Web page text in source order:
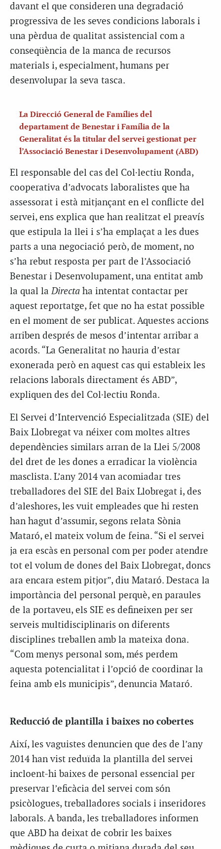
davant el que consideren una degradació
progressiva de les seves condicions laborals i
una pèrdua de qualitat assistencial com a
conseqüència de la manca de recursos
materials i, especialment, humans per
desenvolupar la seva tasca.
La Direcció General de Famílies del
departament de Benestar i Família de la
Generalitat és la titular del servei gestionat per
l’Associació Benestar i Desenvolupament (ABD)
El responsable del cas del Col·lectiu Ronda,
cooperativa d’advocats laboralistes que ha
assessorat i està mitjançant en el conflicte del
servei, ens explica que han realitzat el preavís
que estipula la llei i s’ha emplaçat a les dues
parts a una negociació però, de moment, no
s’ha rebut resposta per part de l’Associació
Benestar i Desenvolupament, una entitat amb
la qual laDirecta ha intentat contactar per
aquest reportatge, fet que no ha estat possible
en el moment de ser publicat. Aquestes accions
arriben després de mesos d’intentar arribar a
acords. “La Generalitat no hauria d’estar
exonerada però en aquest cas qui estableix les
relacions laborals directament és ABD”,
expliquen des del Col·lectiu Ronda.
El Servei d’Intervenció Especialitzada (SIE) del
Baix Llobregat va néixer com moltes altres
dependències similars arran de la Llei 5/2008
del dret de les dones a erradicar la violència
masclista. L’any 2014 van acomiadar tres
treballadores del SIE del Baix Llobregat i, des
d’aleshores, les vuit empleades que hi resten
han hagut d’assumir, segons relata Sònia
Mataró, el mateix volum de feina. “Si el servei
ja era escàs en personal com per poder atendre
tot el volum de dones del Baix Llobregat, doncs
ara encara estem pitjor”, diu Mataró. Destaca la
importància del personal perquè, en paraules
de la portaveu, els SIE es defineixen per ser
serveis multidisciplinaris on diferents
disciplines treballen amb la mateixa dona.
“Com menys personal som, més perdem
aquesta potencialitat i l’opció de coordinar la
feina amb els municipis”, denuncia Mataró.
Reducció de plantilla i baixes no cobertes
Així, les vaguistes denuncien que des de l’any
2014 han vist reduïda la plantilla del servei
incloent-hi baixes de personal essencial per
preservar l’eficàcia del servei com són
psicòlogues, treballadores socials i inseridores
laborals. A banda, les treballadores informen
que ABD ha deixat de cobrir les baixes